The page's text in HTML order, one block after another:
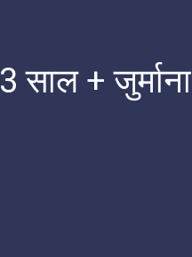
3 साल + जुर्माना